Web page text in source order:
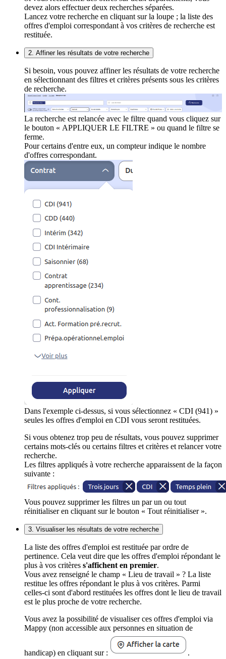
devez alors effectuer deux recherches séparées.
Lancez votre recherche en cliquant sur la loupe ; la liste des
offres d'emploi correspondant à vos critères de recherche est
restituée.
2. Affiner les résultats de votre recherche
Si besoin, vous pouvez affiner les résultats de votre recherche
en sélectionnant des filtres et critères présents sous les critères
de recherche.
La recherche est relancée avec le filtre quand vous cliquez sur
le bouton « APPLIQUER LE FILTRE » ou quand le filtre se
ferme.
Pour certains d'entre eux, un compteur indique le nombre
d'offres correspondant.
Dans l'exemple ci-dessus, si vous sélectionnez « CDI (941) »
seules les offres d'emploi en CDI vous seront restituées.
Si vous obtenez trop peu de résultats, vous pouvez supprimer
certains mots-clés ou certains filtres et critères et relancer votre
recherche.
Les filtres appliqués à votre recherche apparaissent de la façon
suivante :
Vous pouvez supprimer les filtres un par un ou tout
réinitialiser en cliquant sur le bouton « Tout réinitialiser ».
3. Visualiser les résultats de votre recherche
La liste des offres d'emploi est restituée par ordre de
pertinence. Cela veut dire que les offres d'emploi répondant le
plus à vos critères s'affichent en premier.
Vous avez renseigné le champ « Lieu de travail » ? La liste
restitue les offres répondant le plus à vos critères. Parmi
celles-ci sont d'abord restituées les offres dont le lieu de travail
est le plus proche de votre recherche.
Vous avez la possibilité de visualiser ces offres d'emploi via
Mappy (non accessible aux personnes en situation de
handicap) en cliquant sur :
.